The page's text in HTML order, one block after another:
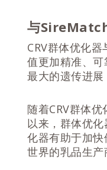
与SireMatch
CRV群体优化
值更加精准、
最大的遗传进展
随着CRV群体
以来，群体优
化器有助于加
世界的乳品生产